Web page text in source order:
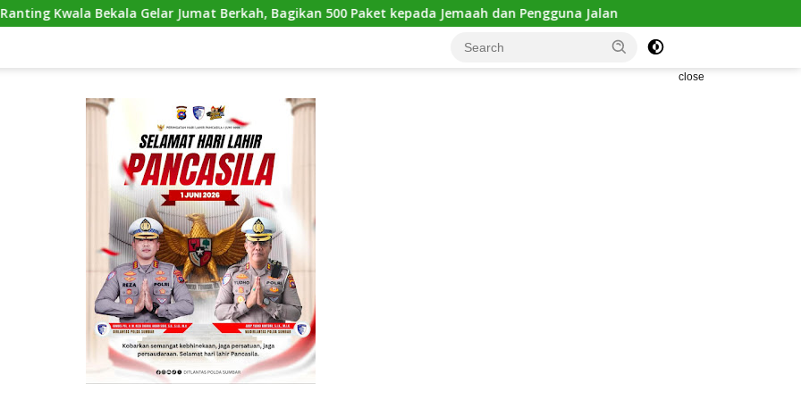
Jumat Berkah, Bagikan 500 Paket kepada Jemaah dan Pengguna Jalan Kejanggalan Kematian Winda Lorenza
close